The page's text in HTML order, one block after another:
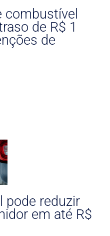
combustível
de R$ 1
de
pode reduzir
em até R$